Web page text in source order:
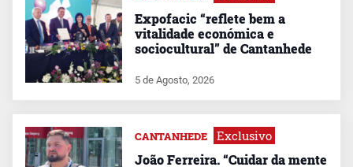
Expofacic “reflete bem a
vitalidade económica e
sociocultural” de Cantanhede
5 de Agosto, 2026
CANTANHEDE Exclusivo
João Ferreira. “Cuidar da mente